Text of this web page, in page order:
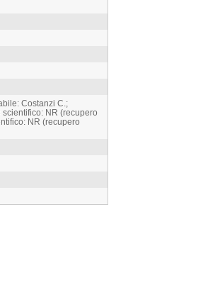
Costanzi C.;
NR (recupero
NR (recupero